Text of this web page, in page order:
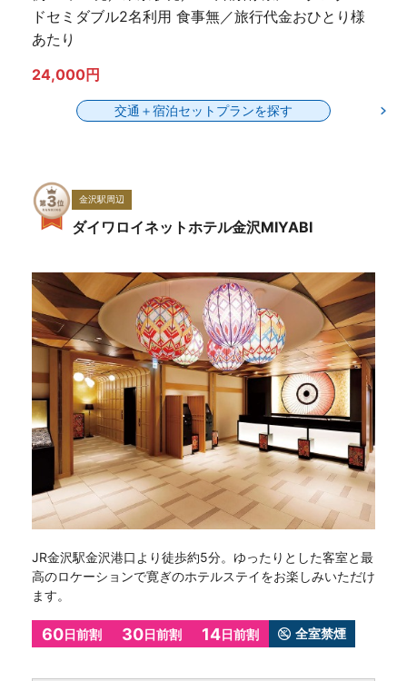
ドセミダブル2名利用 食事無／旅行代金おひとり様
あたり
24,000円
交通＋宿泊セットプランを探す
金沢駅周辺
ダイワロイネットホテル金沢MIYABI
JR金沢駅金沢港口より徒歩約5分。ゆったりとした客室と最
高のロケーションで寛ぎのホテルステイをお楽しみいただけ
ます。
60日前割 30日前割 14日前割 全室禁煙